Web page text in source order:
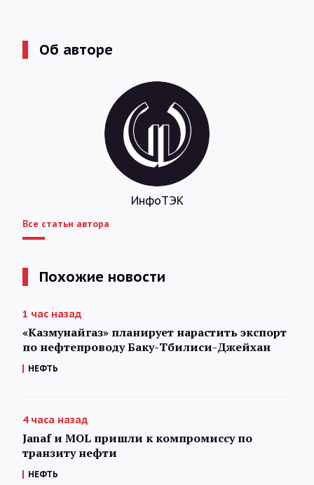
Об авторе
ИнфоТЭК
Все статьи автора
Похожие новости
1 час назад
«Казмунайгаз» планирует нарастить экспорт
по нефтепроводу Баку-Тбилиси-Джейхан
НЕФТЬ
4 часа назад
Janaf и MOL пришли к компромиссу по
транзиту нефти
НЕФТЬ